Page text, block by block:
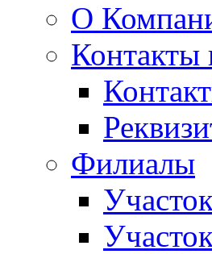
О
Контакты
Филиалы